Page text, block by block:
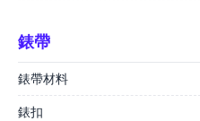
錶帶
錶帶材料
錶扣